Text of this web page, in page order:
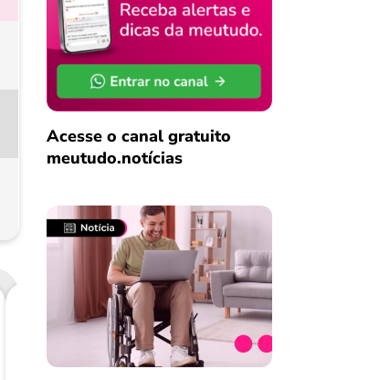
Acesse o canal gratuito
meutudo.notícias